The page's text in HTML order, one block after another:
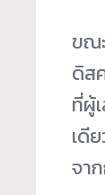
ขณ
ดิส
ที่ผู้
เดี
จา